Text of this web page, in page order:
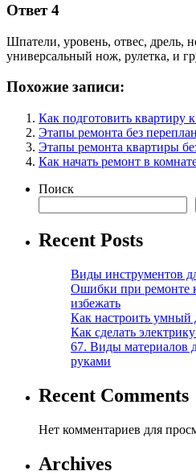
Ответ 4
Шпатели, уровень, отвес, дрель,
универсальный нож, рулетка, и
Похожие записи:
Как подготовить квартиру
Этапы ремонта без
Этапы ремонта квартиры
Как начать ремонт в
Поиск
Recent Posts
Виды инструментов
Ошибки при ремонте
избежать
Как настроить умный
Как сделать
67. Виды материалов
руками
Recent Comments
Нет комментариев для
Archives